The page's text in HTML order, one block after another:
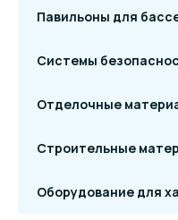
Павильоны для
Системы
Отделочные
Строительные
Оборудование для